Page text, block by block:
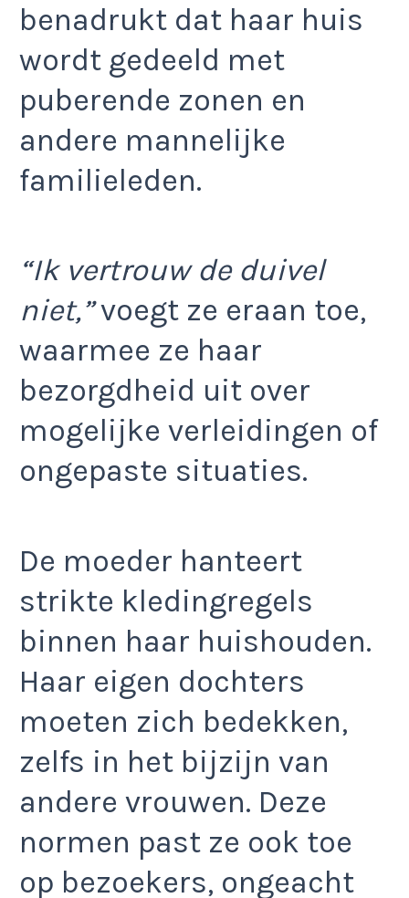
benadrukt dat haar huis
wordt gedeeld met
puberende zonen en
andere mannelijke
familieleden.
“Ik vertrouw de duivel
niet,”voegt ze eraan toe,
waarmee ze haar
bezorgdheid uit over
mogelijke verleidingen of
ongepaste situaties.​
De moeder hanteert
strikte kledingregels
binnen haar huishouden.
Haar eigen dochters
moeten zich bedekken,
zelfs in het bijzijn van
andere vrouwen. Deze
normen past ze ook toe
op bezoekers, ongeacht